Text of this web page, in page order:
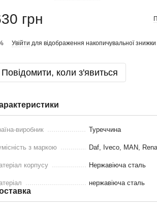
грн
Увійти для відображення накопичувальної знижки
Повідомити, коли з'явиться
виробник Туреччина
з маркою Daf, Iveco, MAN,
корпусу Нержавіюча сталь
нержавіюча сталь